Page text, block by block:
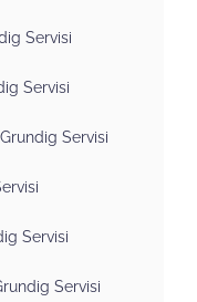
Servisi
Servisi
Servisi
Servisi
Servisi